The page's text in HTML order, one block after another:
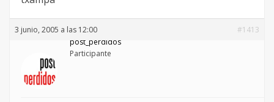
3 junio, 2005 a las 12:00
#1413
post_perdidos
Participante